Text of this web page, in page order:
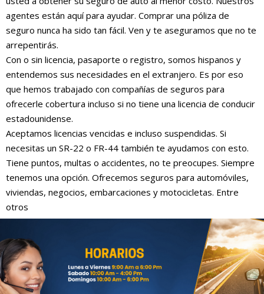
agentes están aquí para ayudar. Comprar una póliza de
seguro nunca ha sido tan fácil. Ven y te aseguramos que no te
arrepentirás.
Con o sin licencia, pasaporte o registro, somos hispanos y
entendemos sus necesidades en el extranjero. Es por eso
que hemos trabajado con compañías de seguros para
ofrecerle cobertura incluso si no tiene una licencia de conducir
estadounidense.
Aceptamos licencias vencidas e incluso suspendidas. Si
necesitas un SR-22 o FR-44 también te ayudamos con esto.
Tiene puntos, multas o accidentes, no te preocupes. Siempre
tenemos una opción. Ofrecemos seguros para automóviles,
viviendas, negocios, embarcaciones y motocicletas. Entre
otros